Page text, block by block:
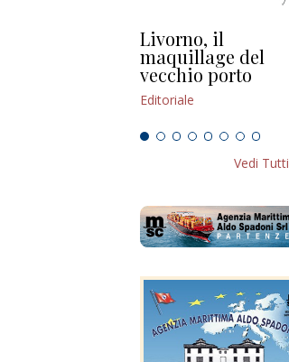
Livorno, il
maquillage del
vecchio porto
Editoriale
Vedi Tutti